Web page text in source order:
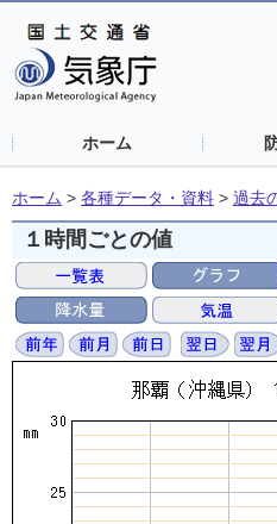
ホーム
ホーム > 各種データ・資料 > 過去
１時間ごとの値